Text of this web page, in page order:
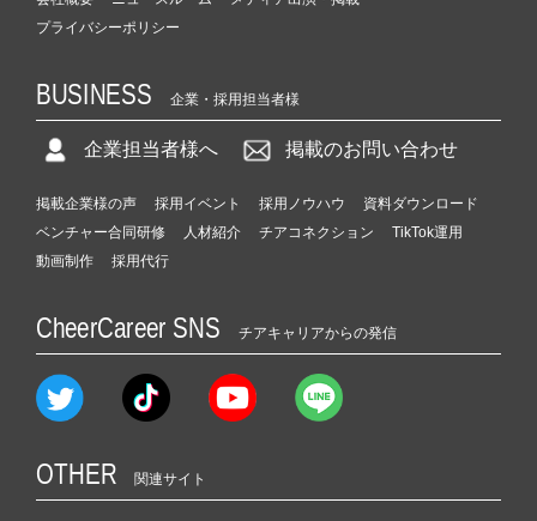
プライバシーポリシー
BUSINESS 企業・採用担当者様
企業担当者様へ 掲載のお問い合わせ
掲載企業様の声 採用イベント 採用ノウハウ
資料ダウンロード
ベンチャー合同研修
人材紹介 チアコネクション
TikTok運用
動画制作
採用代行
CheerCareer SNS チアキャリアからの発信
OTHER 関連サイト